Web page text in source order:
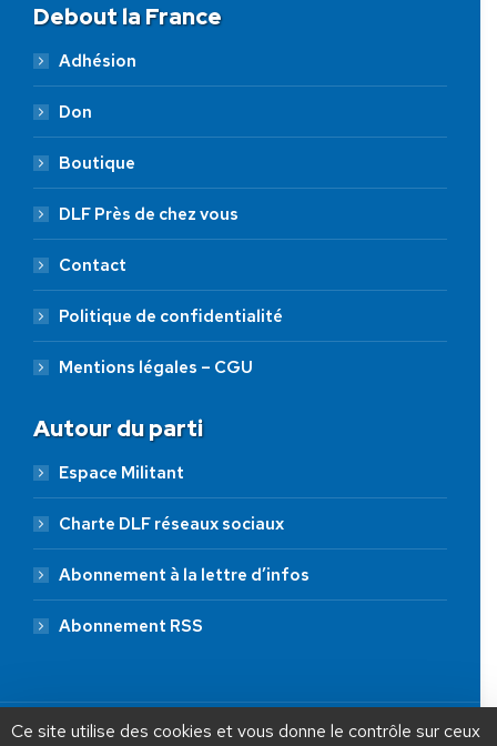
Debout la France
Adhésion
Don
Boutique
DLF Près de chez vous
Contact
Politique de confidentialité
Mentions légales – CGU
Autour du parti
Espace Militant
Charte DLF réseaux sociaux
Abonnement à la lettre d’infos
Abonnement RSS
JE FAIS UN DON À DLF
Ce site utilise des cookies et vous donne le contrôle sur ceux